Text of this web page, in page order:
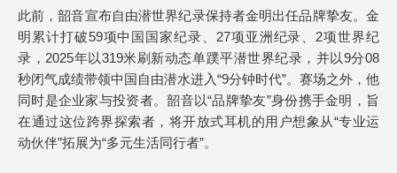
此前，韶音宣布自由潜世界纪录保持者金明出任品牌挚友。金
明累计打破59项中国国家纪录、27项亚洲纪录、2项世界纪
录，2025年以319米刷新动态单蹼平潜世界纪录，并以9分08
秒闭气成绩带领中国自由潜水进入“9分钟时代”。赛场之外，他
同时是企业家与投资者。韶音以“品牌挚友”身份携手金明，旨
在通过这位跨界探索者，将开放式耳机的用户想象从“专业运
动伙伴”拓展为“多元生活同行者”。